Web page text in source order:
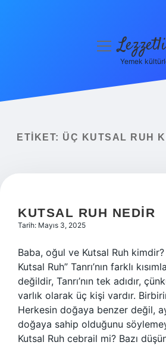
Yasal Uyarı
menüyü
Yemek
ETIKET: ÜÇ KUTSAL RUH
KUTSAL RUH NEDIR
Tarih: Mayıs 3, 2025
Baba, oğul ve Kutsal Ruh
Kutsal Ruh” Tanrı’nın farklı
değildir, Tanrı’nın tek adıdır,
varlık olarak üç kişi vardır.
Herkesin doğaya benzer değil,
doğaya sahip olduğunu
Kutsal Ruh cebrail mi? Bazı